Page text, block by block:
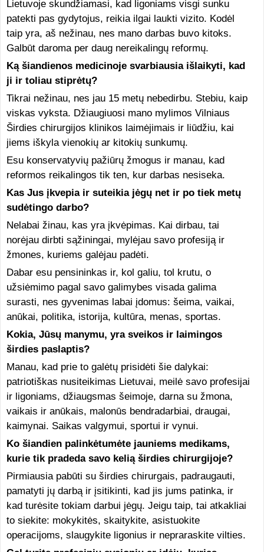
Lietuvoje skundžiamasi, kad ligoniams visgi sunku
patekti pas gydytojus, reikia ilgai laukti vizito. Kodėl
taip yra, aš nežinau, nes mano darbas buvo kitoks.
Galbūt daroma per daug nereikalingų reformų.
Ką šiandienos medicinoje svarbiausia išlaikyti, kad
ji ir toliau stiprėtų?
Tikrai nežinau, nes jau 15 metų nebedirbu. Stebiu, kaip
viskas vyksta. Džiaugiuosi mano mylimos Vilniaus
Širdies chirurgijos klinikos laimėjimais ir liūdžiu, kai
jiems iškyla vienokių ar kitokių sunkumų.
Esu konservatyvių pažiūrų žmogus ir manau, kad
reformos reikalingos tik ten, kur darbas nesiseka.
Kas Jus įkvepia ir suteikia jėgų net ir po tiek metų
sudėtingo darbo?
Nelabai žinau, kas yra įkvėpimas. Kai dirbau, tai
norėjau dirbti sąžiningai, mylėjau savo profesiją ir
žmones, kuriems galėjau padėti.
Dabar esu pensininkas ir, kol galiu, tol krutu, o
užsiėmimo pagal savo galimybes visada galima
surasti, nes gyvenimas labai įdomus: šeima, vaikai,
anūkai, politika, istorija, kultūra, menas, sportas.
Kokia, Jūsų manymu, yra sveikos ir laimingos
širdies paslaptis?
Manau, kad prie to galėtų prisidėti šie dalykai:
patriotiškas nusiteikimas Lietuvai, meilė savo profesijai
ir ligoniams, džiaugsmas šeimoje, darna su žmona,
vaikais ir anūkais, malonūs bendradarbiai, draugai,
kaimynai. Saikas valgymui, sportui ir vynui.
Ko šiandien palinkėtumėte jauniems medikams,
kurie tik pradeda savo kelią širdies chirurgijoje?
Pirmiausia pabūti su širdies chirurgais, padraugauti,
pamatyti jų darbą ir įsitikinti, kad jis jums patinka, ir
kad turėsite tokiam darbui jėgų. Jeigu taip, tai atkakliai
to siekite: mokykitės, skaitykite, asistuokite
operacijoms, slaugykite ligonius ir nepraraskite vilties.